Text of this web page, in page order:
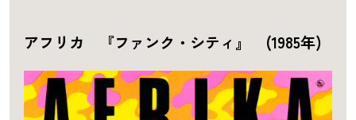
アフリカ 『ファンク・シティ』 (1985年)